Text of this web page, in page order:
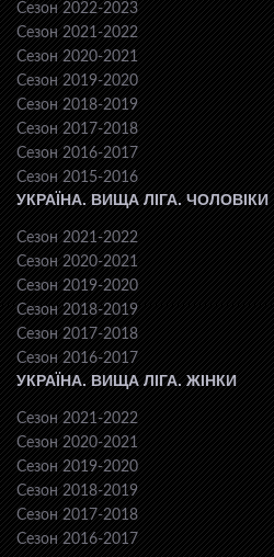
Сезон 2022-2023
Сезон 2021-2022
Сезон 2020-2021
Сезон 2019-2020
Сезон 2018-2019
Сезон 2017-2018
Сезон 2016-2017
Сезон 2015-2016
УКРАЇНА. ВИЩА ЛІГА. ЧОЛОВІКИ
Сезон 2021-2022
Сезон 2020-2021
Сезон 2019-2020
Сезон 2018-2019
Сезон 2017-2018
Сезон 2016-2017
УКРАЇНА. ВИЩА ЛІГА. ЖІНКИ
Сезон 2021-2022
Сезон 2020-2021
Сезон 2019-2020
Сезон 2018-2019
Сезон 2017-2018
Сезон 2016-2017